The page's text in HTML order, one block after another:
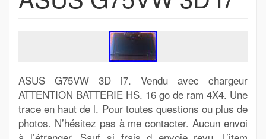
ASUS G75VW 3D i7. Vendu avec chargeur
ATTENTION BATTERIE HS. 16 go de ram 4X4. Une
trace en haut de l. Pour toutes questions ou plus de
photos. N’hésitez pas à me contacter. Aucun envoi